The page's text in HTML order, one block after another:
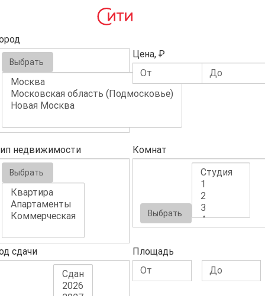
Выбрать
Цена, ₽
недвижимости
Выбрать
Комнат
Выбрать
сдачи Площадь